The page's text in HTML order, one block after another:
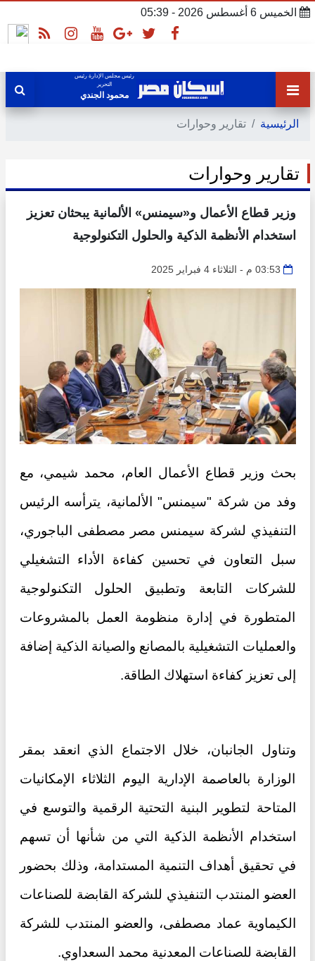
الخميس 6 أغسطس 2026 - 05:39
رئيس مجلس الإدارة رئيس
التحرير
محمود الجندي
الرئيسية تقارير وحوارات
تقارير وحوارات
وزير قطاع الأعمال و«سيمنس» الألمانية يبحثان تعزيز
استخدام الأنظمة الذكية والحلول التكنولوجية
03:53 م - الثلاثاء 4 فبراير 2025
بحث وزير قطاع الأعمال العام، محمد شيمي، مع
وفد من شركة "سيمنس" الألمانية، يترأسه الرئيس
التنفيذي لشركة سيمنس مصر مصطفى الباجوري،
سبل التعاون في تحسين كفاءة الأداء التشغيلي
للشركات التابعة وتطبيق الحلول التكنولوجية
المتطورة في إدارة منظومة العمل بالمشروعات
والعمليات التشغيلية بالمصانع والصيانة الذكية إضافة
إلى تعزيز كفاءة استهلاك الطاقة.
وتناول الجانبان، خلال الاجتماع الذي انعقد بمقر
الوزارة بالعاصمة الإدارية اليوم الثلاثاء الإمكانيات
المتاحة لتطوير البنية التحتية الرقمية والتوسع في
استخدام الأنظمة الذكية التي من شأنها أن تسهم
في تحقيق أهداف التنمية المستدامة، وذلك بحضور
العضو المنتدب التنفيذي للشركة القابضة للصناعات
الكيماوية عماد مصطفى، والعضو المنتدب للشركة
القابضة للصناعات المعدنية محمد السعداوي.